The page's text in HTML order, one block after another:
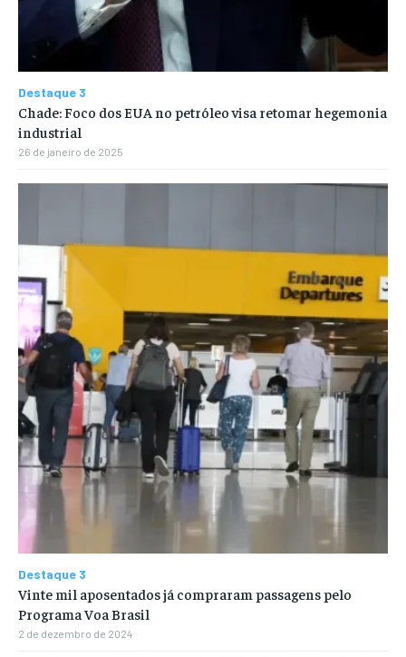
Destaque 3
Chade: Foco dos EUA no petróleo visa retomar hegemonia
industrial
26 de janeiro de 2025
Destaque 3
Vinte mil aposentados já compraram passagens pelo
Programa Voa Brasil
2 de dezembro de 2024